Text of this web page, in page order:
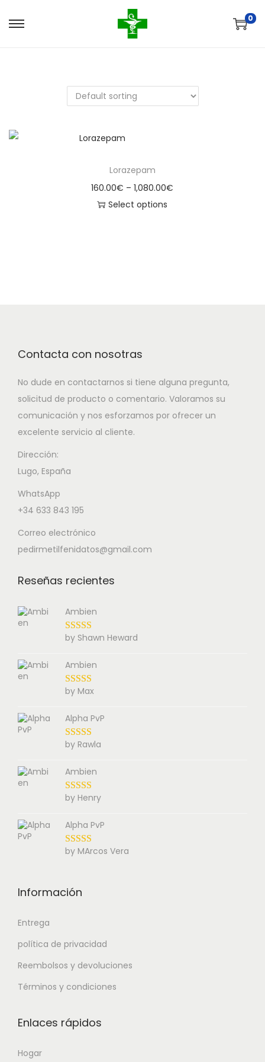
0
Lorazepam
160.00€ – 1,080.00€
Select options
Contacta con nosotras
No dude en contactarnos si tiene alguna pregunta,
solicitud de producto o comentario. Valoramos su
comunicación y nos esforzamos por ofrecer un
excelente servicio al cliente.
Dirección:
Lugo, España
WhatsApp
+34 633 843 195
Correo electrónico
pedirmetilfenidatos@gmail.com
Reseñas recientes
Ambien
by Shawn Heward
Ambien
by Max
Alpha PvP
by Rawla
Ambien
by Henry
Alpha PvP
by MArcos Vera
Información
Entrega
política de privacidad
Reembolsos y devoluciones
Términos y condiciones
Enlaces rápidos
Hogar